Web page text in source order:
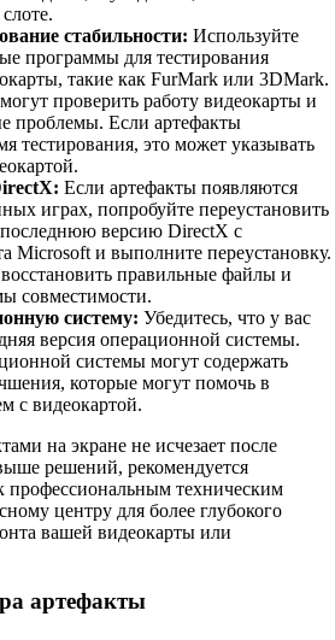
стабильности: Используйте
программы для тестирования
такие как FurMark или 3DMark.
проверить работу видеокарты и
проблемы. Если артефакты
тестирования, это может указывать
Если артефакты появляются
играх, попробуйте переустановить
последнюю версию DirectX с
Microsoft и выполните переустановку.
правильные файлы и
совместимости.
систему: Убедитесь, что у вас
версия операционной системы.
системы могут содержать
которые могут помочь в
с видеокартой.
на экране не исчезает после
решений, рекомендуется
профессиональным техническим
центру для более глубокого
вашей видеокарты или
артефакты